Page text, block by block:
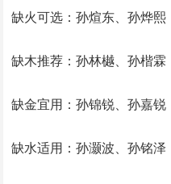
缺火可选：孙煊东、孙烨熙
缺木推荐：孙林樾、孙楷霖
缺金宜用：孙锦锐、孙嘉锐
缺水适用：孙灏波、孙铭泽